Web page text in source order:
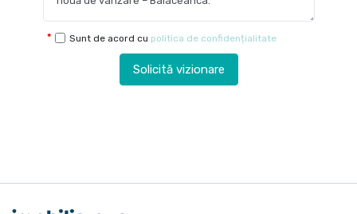
Sunt de acord cu politica de confidențialitate
Solicită vizionare